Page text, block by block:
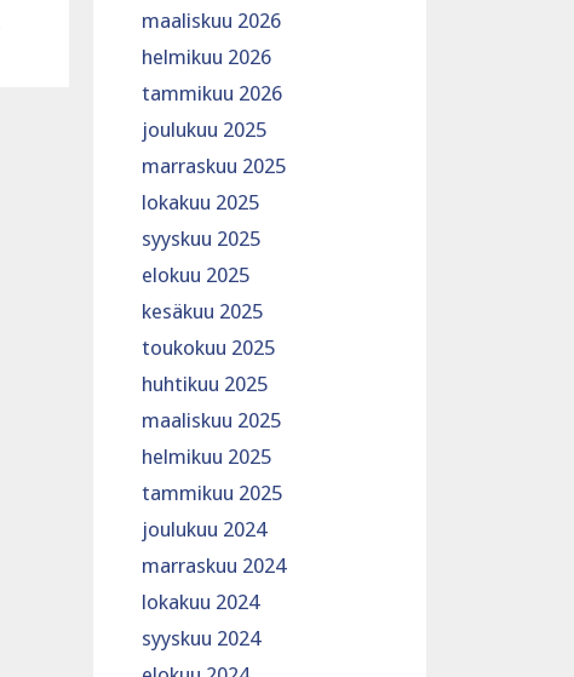
maaliskuu 2026
helmikuu 2026
tammikuu 2026
joulukuu 2025
marraskuu 2025
lokakuu 2025
syyskuu 2025
elokuu 2025
kesäkuu 2025
toukokuu 2025
huhtikuu 2025
maaliskuu 2025
helmikuu 2025
tammikuu 2025
joulukuu 2024
marraskuu 2024
lokakuu 2024
syyskuu 2024